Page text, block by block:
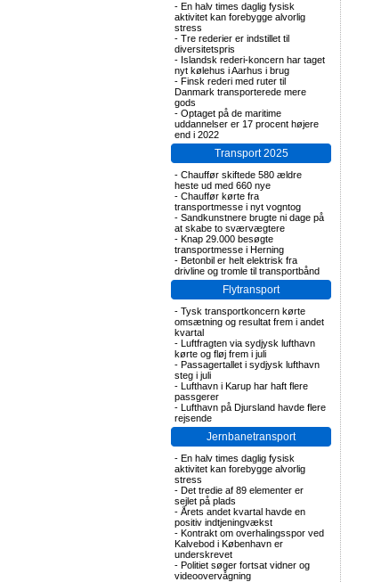
- En halv times daglig fysisk
aktivitet kan forebygge alvorlig
stress
- Tre rederier er indstillet til
diversitetspris
- Islandsk rederi-koncern har taget
nyt kølehus i Aarhus i brug
- Finsk rederi med ruter til
Danmark transporterede mere
gods
- Optaget på de maritime
uddannelser er 17 procent højere
end i 2022
Transport 2025
- Chauffør skiftede 580 ældre
heste ud med 660 nye
- Chauffør kørte fra
transportmesse i nyt vogntog
- Sandkunstnere brugte ni dage på
at skabe to sværvægtere
- Knap 29.000 besøgte
transportmesse i Herning
- Betonbil er helt elektrisk fra
drivline og tromle til transportbånd
Flytransport
- Tysk transportkoncern kørte
omsætning og resultat frem i andet
kvartal
- Luftfragten via sydjysk lufthavn
kørte og fløj frem i juli
- Passagertallet i sydjysk lufthavn
steg i juli
- Lufthavn i Karup har haft flere
passgerer
- Lufthavn på Djursland havde flere
rejsende
Jernbanetransport
- En halv times daglig fysisk
aktivitet kan forebygge alvorlig
stress
- Det tredie af 89 elementer er
sejlet på plads
- Årets andet kvartal havde en
positiv indtjeningvækst
- Kontrakt om overhalingsspor ved
Kalvebod i København er
underskrevet
- Politiet søger fortsat vidner og
videoovervågning